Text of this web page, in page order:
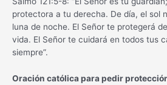
protectora a tu derecha. De día, el sol
luna de noche. El Señor te protegerá
vida. El Señor te cuidará en todos tus
siempre”.
Oración católica para pedir